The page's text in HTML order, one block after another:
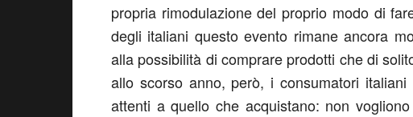
propria rimodulazione del proprio modo di
degli italiani questo evento rimane ancora
alla possibilità di comprare prodotti che di
allo scorso anno, però, i consumatori
attenti a quello che acquistano: non